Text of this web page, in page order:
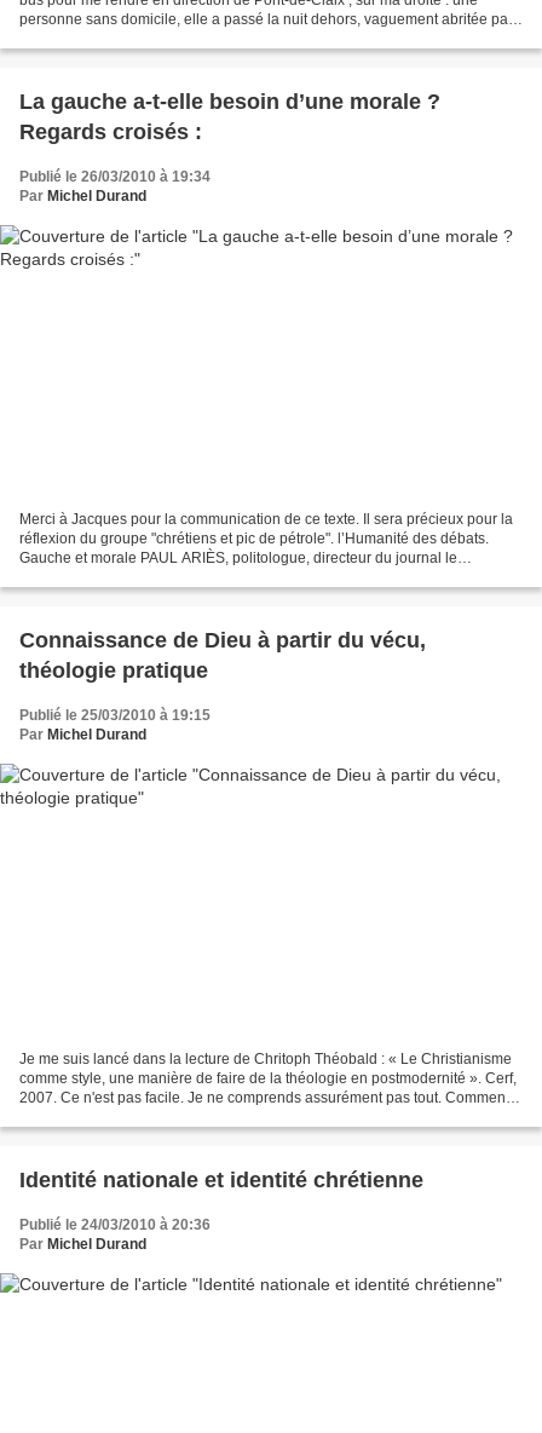
personne sans domicile, elle a passé la nuit dehors, vaguement abritée par
La gauche a-t-elle besoin d’une morale ?
Regards croisés :
Publié le 26/03/2010 à 19:34
Par Michel Durand
Merci à Jacques pour la communication de ce texte. Il sera précieux pour la
réflexion du groupe "chrétiens et pic de pétrole". l’Humanité des débats.
Gauche et morale PAUL ARIÈS, politologue, directeur du journal le
Connaissance de Dieu à partir du vécu,
théologie pratique
Publié le 25/03/2010 à 19:15
Par Michel Durand
Je me suis lancé dans la lecture de Chritoph Théobald : « Le Christianisme
comme style, une manière de faire de la théologie en postmodernité ». Cerf,
2007. Ce n'est pas facile. Je ne comprends assurément pas tout. Comment
Identité nationale et identité chrétienne
Publié le 24/03/2010 à 20:36
Par Michel Durand